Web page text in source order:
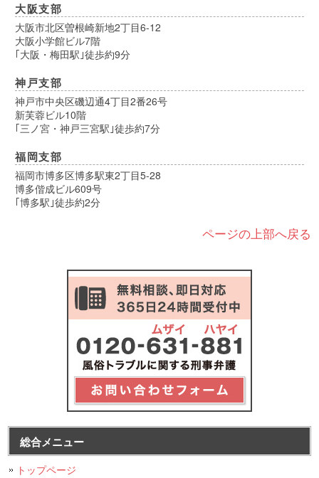
大阪支部
大阪市北区曽根崎新地2丁目6-12
大阪小学館ビル7階
｢大阪・梅田駅｣徒歩約9分
神戸支部
神戸市中央区磯辺通4丁目2番26号
新芙蓉ビル10階
｢三ノ宮・神戸三宮駅｣徒歩約7分
福岡支部
福岡市博多区博多駅東2丁目5-28
博多偕成ビル609号
｢博多駅｣徒歩約2分
ページの上部へ戻る
総合メニュー
トップページ